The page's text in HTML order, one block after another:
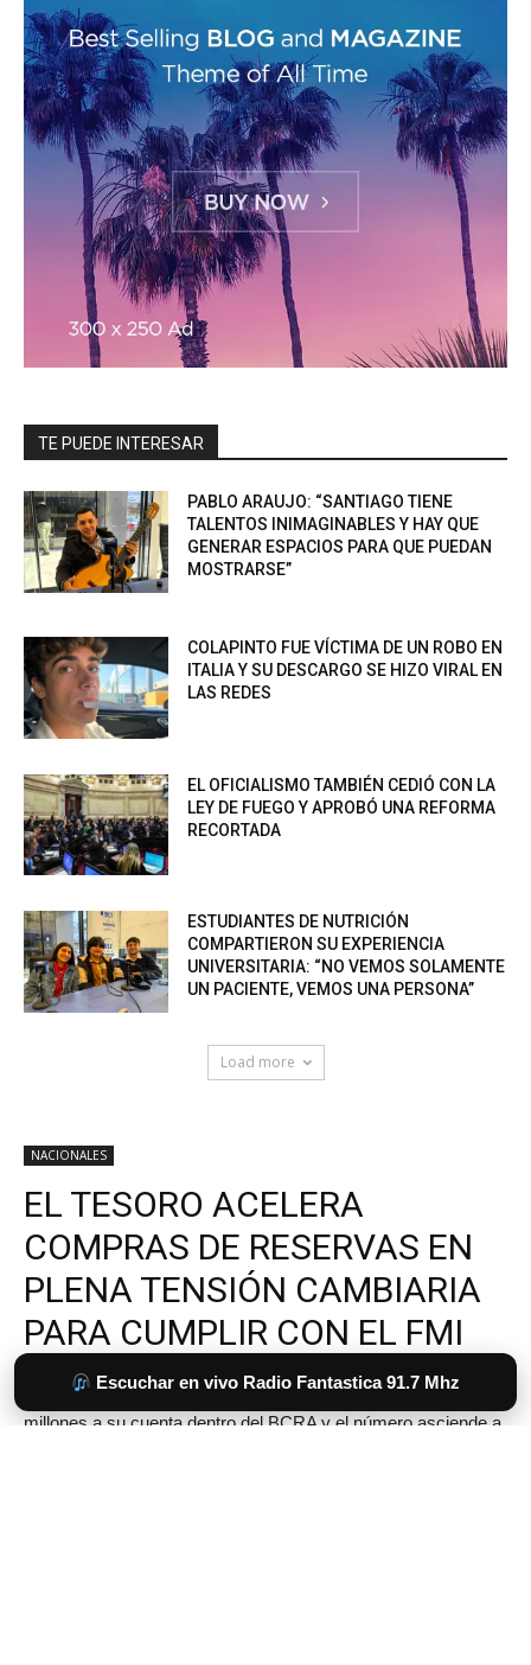
Escuchar en vivo Radio Fantastica 91.7 Mhz
TE PUEDE INTERESAR
PABLO ARAUJO: “SANTIAGO TIENE
TALENTOS INIMAGINABLES Y HAY QUE
GENERAR ESPACIOS PARA QUE PUEDAN
MOSTRARSE”
COLAPINTO FUE VÍCTIMA DE UN ROBO EN
ITALIA Y SU DESCARGO SE HIZO VIRAL EN
LAS REDES
EL OFICIALISMO TAMBIÉN CEDIÓ CON LA
LEY DE FUEGO Y APROBÓ UNA REFORMA
RECORTADA
ESTUDIANTES DE NUTRICIÓN
COMPARTIERON SU EXPERIENCIA
UNIVERSITARIA: “NO VEMOS SOLAMENTE
UN PACIENTE, VEMOS UNA PERSONA”
Load more